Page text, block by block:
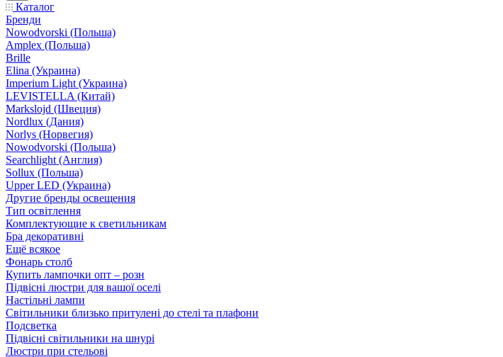
Каталог
Бренди
Nowodvorski (Польша)
Amplex (Польша)
Brille
Elina (Украина)
Imperium Light (Украина)
LEVISTELLA (Китай)
Markslojd (Швеция)
Nordlux (Дания)
Norlys (Норвегия)
Nowodvorski (Польша)
Searchlight (Англия)
Sollux (Польша)
Upper LED (Украина)
Другие бренды освещения
Тип освітлення
Комплектующие к светильникам
Бра декоративні
Ещё всякое
Фонарь столб
Купить лампочки опт – розн
Підвісні люстри для вашої оселі
Настільні лампи
Світильники близько притулені до стелі та плафони
Подсветка
Підвісні світильники на шнурі
Люстри при стельові